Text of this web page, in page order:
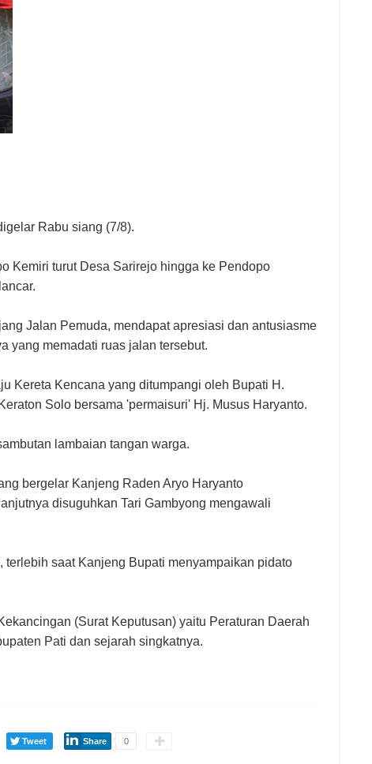
Rabu siang (7/8).
Kemiri turut Desa Sarirejo hingga ke Pendopo
Jalan Pemuda, mendapat apresiasi dan antusiasme
yang memadati ruas jalan tersebut.
Kereta Kencana yang ditumpangi oleh Bupati H.
Solo bersama 'permaisuri' Hj. Musus Haryanto.
lambaian tangan warga.
bergelar Kanjeng Raden Aryo Haryanto
disuguhkan Tari Gambyong mengawali
saat Kanjeng Bupati menyampaikan pidato
(Surat Keputusan) yaitu Peraturan Daerah
Pati dan sejarah singkatnya.
Tweet Share 0